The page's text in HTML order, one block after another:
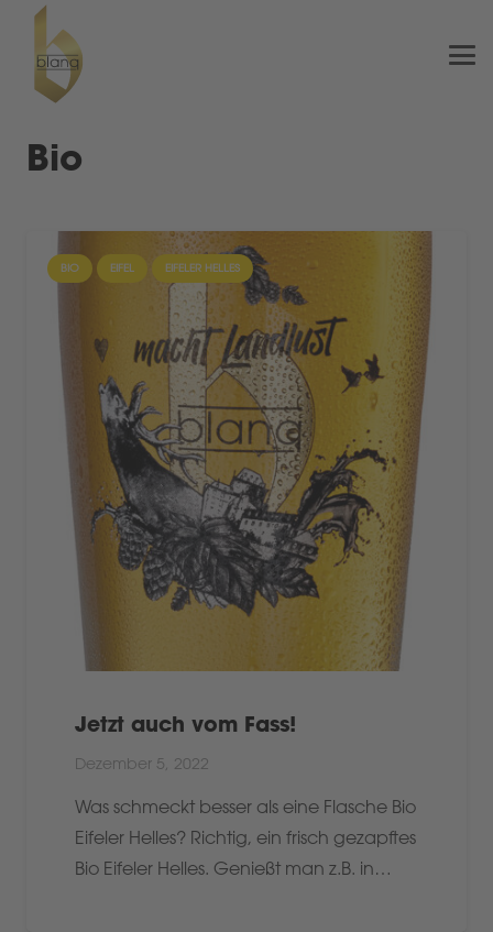
Bio
BIO EIFEL EIFELER HELLES
Jetzt auch vom Fass!
Dezember 5, 2022
Was schmeckt besser als eine Flasche Bio
Eifeler Helles? Richtig, ein frisch gezapftes
Bio Eifeler Helles. Genießt man z.B. in…